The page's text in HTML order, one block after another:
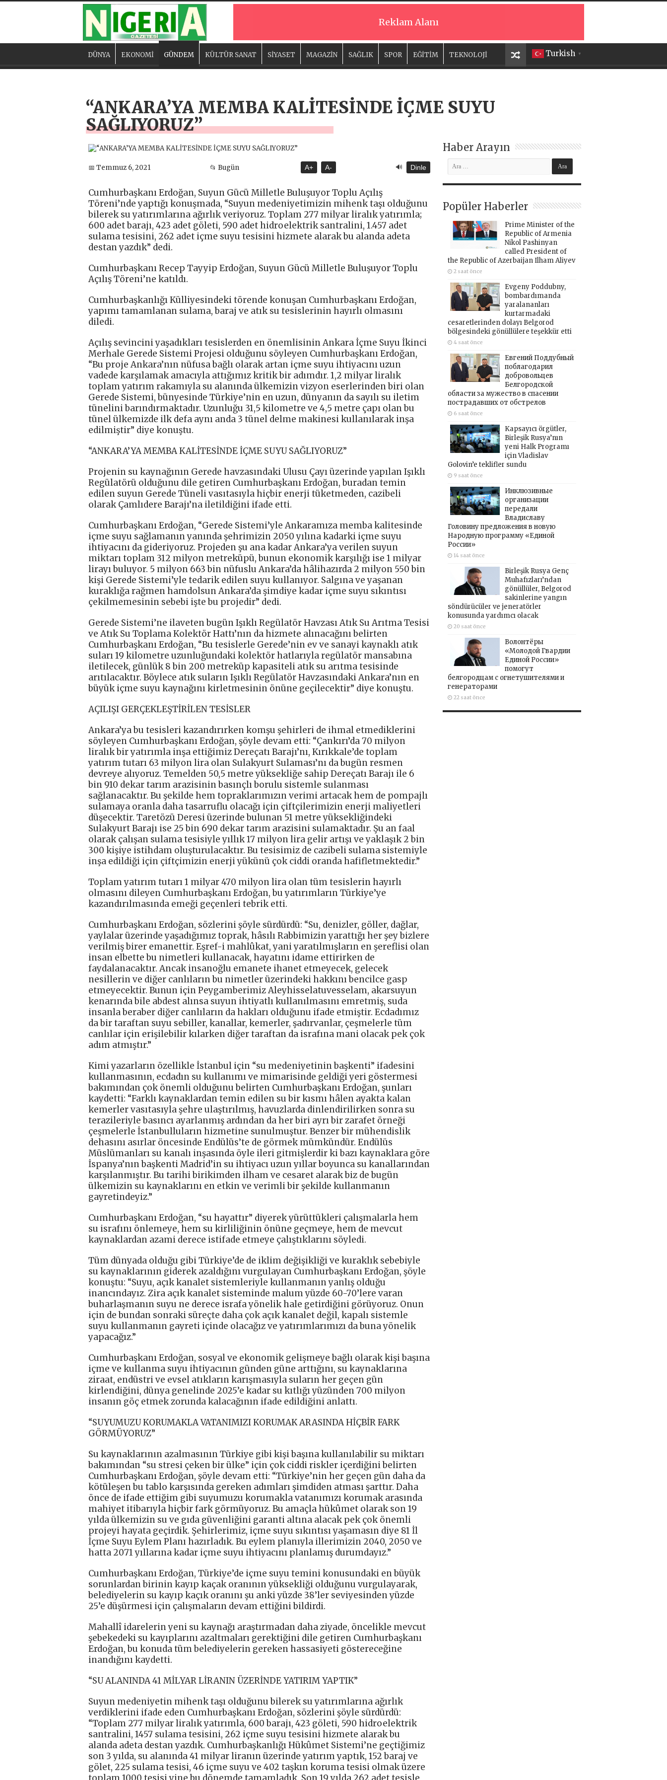
Reklam Alanı
Turkish ▼
DÜNYA EKONOMİ GÜNDEM KÜLTÜR SANAT SİYASET MAGAZİN SAĞLIK SPOR EĞİTİM TEKNOLOJİ
“ANKARA’YA MEMBA KALİTESİNDE İÇME SUYU
SAĞLIYORUZ”
📅 Temmuz 6, 2021 📂 Bugün A+ A- 🔊 Dinle
Cumhurbaşkanı Erdoğan, Suyun Gücü Milletle Buluşuyor Toplu Açılış
Töreni’nde yaptığı konuşmada, “Suyun medeniyetimizin mihenk taşı olduğunu
bilerek su yatırımlarına ağırlık veriyoruz. Toplam 277 milyar liralık yatırımla;
600 adet barajı, 423 adet göleti, 590 adet hidroelektrik santralini, 1.457 adet
sulama tesisini, 262 adet içme suyu tesisini hizmete alarak bu alanda adeta
destan yazdık” dedi.
Cumhurbaşkanı Recep Tayyip Erdoğan, Suyun Gücü Milletle Buluşuyor Toplu
Açılış Töreni’ne katıldı.
Cumhurbaşkanlığı Külliyesindeki törende konuşan Cumhurbaşkanı Erdoğan,
yapımı tamamlanan sulama, baraj ve atık su tesislerinin hayırlı olmasını
diledi.
Açılış sevincini yaşadıkları tesislerden en önemlisinin Ankara İçme Suyu İkinci
Merhale Gerede Sistemi Projesi olduğunu söyleyen Cumhurbaşkanı Erdoğan,
“Bu proje Ankara’nın nüfusa bağlı olarak artan içme suyu ihtiyacını uzun
vadede karşılamak amacıyla attığımız kritik bir adımdır. 1,2 milyar liralık
toplam yatırım rakamıyla su alanında ülkemizin vizyon eserlerinden biri olan
Gerede Sistemi, bünyesinde Türkiye’nin en uzun, dünyanın da sayılı su iletim
tünelini barındırmaktadır. Uzunluğu 31,5 kilometre ve 4,5 metre çapı olan bu
tünel ülkemizde ilk defa aynı anda 3 tünel delme makinesi kullanılarak inşa
edilmiştir” diye konuştu.
“ANKARA’YA MEMBA KALİTESİNDE İÇME SUYU SAĞLIYORUZ”
Projenin su kaynağının Gerede havzasındaki Ulusu Çayı üzerinde yapılan Işıklı
Regülatörü olduğunu dile getiren Cumhurbaşkanı Erdoğan, buradan temin
edilen suyun Gerede Tüneli vasıtasıyla hiçbir enerji tüketmeden, cazibeli
olarak Çamlıdere Barajı’na iletildiğini ifade etti.
Cumhurbaşkanı Erdoğan, “Gerede Sistemi’yle Ankaramıza memba kalitesinde
içme suyu sağlamanın yanında şehrimizin 2050 yılına kadarki içme suyu
ihtiyacını da gideriyoruz. Projeden şu ana kadar Ankara’ya verilen suyun
miktarı toplam 312 milyon metreküpü, bunun ekonomik karşılığı ise 1 milyar
lirayı buluyor. 5 milyon 663 bin nüfuslu Ankara’da hâlihazırda 2 milyon 550 bin
kişi Gerede Sistemi’yle tedarik edilen suyu kullanıyor. Salgına ve yaşanan
kuraklığa rağmen hamdolsun Ankara’da şimdiye kadar içme suyu sıkıntısı
çekilmemesinin sebebi işte bu projedir” dedi.
Gerede Sistemi’ne ilaveten bugün Işıklı Regülatör Havzası Atık Su Arıtma Tesisi
ve Atık Su Toplama Kolektör Hattı’nın da hizmete alınacağını belirten
Cumhurbaşkanı Erdoğan, “Bu tesislerle Gerede’nin ev ve sanayi kaynaklı atık
suları 19 kilometre uzunluğundaki kolektör hatlarıyla regülatör mansabına
iletilecek, günlük 8 bin 200 metreküp kapasiteli atık su arıtma tesisinde
arıtılacaktır. Böylece atık suların Işıklı Regülatör Havzasındaki Ankara’nın en
büyük içme suyu kaynağını kirletmesinin önüne geçilecektir” diye konuştu.
AÇILIŞI GERÇEKLEŞTİRİLEN TESİSLER
Ankara’ya bu tesisleri kazandırırken komşu şehirleri de ihmal etmediklerini
söyleyen Cumhurbaşkanı Erdoğan, şöyle devam etti: “Çankırı’da 70 milyon
liralık bir yatırımla inşa ettiğimiz Dereçatı Barajı’nı, Kırıkkale’de toplam
yatırım tutarı 63 milyon lira olan Sulakyurt Sulaması’nı da bugün resmen
devreye alıyoruz. Temelden 50,5 metre yüksekliğe sahip Dereçatı Barajı ile 6
bin 910 dekar tarım arazisinin basınçlı borulu sistemle sulanması
sağlanacaktır. Bu şekilde hem topraklarımızın verimi artacak hem de pompajlı
sulamaya oranla daha tasarruflu olacağı için çiftçilerimizin enerji maliyetleri
düşecektir. Taretözü Deresi üzerinde bulunan 51 metre yüksekliğindeki
Sulakyurt Barajı ise 25 bin 690 dekar tarım arazisini sulamaktadır. Şu an faal
olarak çalışan sulama tesisiyle yıllık 17 milyon lira gelir artışı ve yaklaşık 2 bin
300 kişiye istihdam oluşturulacaktır. Bu tesisimiz de cazibeli sulama sistemiyle
inşa edildiği için çiftçimizin enerji yükünü çok ciddi oranda hafifletmektedir.”
Toplam yatırım tutarı 1 milyar 470 milyon lira olan tüm tesislerin hayırlı
olmasını dileyen Cumhurbaşkanı Erdoğan, bu yatırımların Türkiye’ye
kazandırılmasında emeği geçenleri tebrik etti.
Cumhurbaşkanı Erdoğan, sözlerini şöyle sürdürdü: “Su, denizler, göller, dağlar,
yaylalar üzerinde yaşadığımız toprak, hâsılı Rabbimizin yarattığı her şey bizlere
verilmiş birer emanettir. Eşref-i mahlûkat, yani yaratılmışların en şereflisi olan
insan elbette bu nimetleri kullanacak, hayatını idame ettirirken de
faydalanacaktır. Ancak insanoğlu emanete ihanet etmeyecek, gelecek
nesillerin ve diğer canlıların bu nimetler üzerindeki hakkını bencilce gasp
etmeyecektir. Bunun için Peygamberimiz Aleyhisselatuvesselam, akarsuyun
kenarında bile abdest alınsa suyun ihtiyatlı kullanılmasını emretmiş, suda
insanla beraber diğer canlıların da hakları olduğunu ifade etmiştir. Ecdadımız
da bir taraftan suyu sebiller, kanallar, kemerler, şadırvanlar, çeşmelerle tüm
canlılar için erişilebilir kılarken diğer taraftan da israfına mani olacak pek çok
adım atmıştır.”
Kimi yazarların özellikle İstanbul için “su medeniyetinin başkenti” ifadesini
kullanmasının, ecdadın su kullanımı ve mimarisinde geldiği yeri göstermesi
bakımından çok önemli olduğunu belirten Cumhurbaşkanı Erdoğan, şunları
kaydetti: “Farklı kaynaklardan temin edilen su bir kısmı hâlen ayakta kalan
kemerler vasıtasıyla şehre ulaştırılmış, havuzlarda dinlendirilirken sonra su
terazileriyle basıncı ayarlanmış ardından da her biri ayrı bir zarafet örneği
çeşmelerle İstanbulluların hizmetine sunulmuştur. Benzer bir mühendislik
dehasını asırlar öncesinde Endülüs’te de görmek mümkündür. Endülüs
Müslümanları su kanalı inşasında öyle ileri gitmişlerdir ki bazı kaynaklara göre
İspanya’nın başkenti Madrid’in su ihtiyacı uzun yıllar boyunca su kanallarından
karşılanmıştır. Bu tarihi birikimden ilham ve cesaret alarak biz de bugün
ülkemizin su kaynaklarını en etkin ve verimli bir şekilde kullanmanın
gayretindeyiz.”
Cumhurbaşkanı Erdoğan, “su hayattır” diyerek yürüttükleri çalışmalarla hem
su israfını önlemeye, hem su kirliliğinin önüne geçmeye, hem de mevcut
kaynaklardan azami derece istifade etmeye çalıştıklarını söyledi.
Tüm dünyada olduğu gibi Türkiye’de de iklim değişikliği ve kuraklık sebebiyle
su kaynaklarının giderek azaldığını vurgulayan Cumhurbaşkanı Erdoğan, şöyle
konuştu: “Suyu, açık kanalet sistemleriyle kullanmanın yanlış olduğu
inancındayız. Zira açık kanalet sisteminde malum yüzde 60-70’lere varan
buharlaşmanın suyu ne derece israfa yönelik hale getirdiğini görüyoruz. Onun
için de bundan sonraki süreçte daha çok açık kanalet değil, kapalı sistemle
suyu kullanmanın gayreti içinde olacağız ve yatırımlarımızı da buna yönelik
yapacağız.”
Cumhurbaşkanı Erdoğan, sosyal ve ekonomik gelişmeye bağlı olarak kişi başına
içme ve kullanma suyu ihtiyacının günden güne arttığını, su kaynaklarına
ziraat, endüstri ve evsel atıkların karışmasıyla suların her geçen gün
kirlendiğini, dünya genelinde 2025’e kadar su kıtlığı yüzünden 700 milyon
insanın göç etmek zorunda kalacağının ifade edildiğini anlattı.
“SUYUMUZU KORUMAKLA VATANIMIZI KORUMAK ARASINDA HİÇBİR FARK
GÖRMÜYORUZ”
Su kaynaklarının azalmasının Türkiye gibi kişi başına kullanılabilir su miktarı
bakımından “su stresi çeken bir ülke” için çok ciddi riskler içerdiğini belirten
Cumhurbaşkanı Erdoğan, şöyle devam etti: “Türkiye’nin her geçen gün daha da
kötüleşen bu tablo karşısında gereken adımları şimdiden atması şarttır. Daha
önce de ifade ettiğim gibi suyumuzu korumakla vatanımızı korumak arasında
mahiyet itibarıyla hiçbir fark görmüyoruz. Bu amaçla hükûmet olarak son 19
yılda ülkemizin su ve gıda güvenliğini garanti altına alacak pek çok önemli
projeyi hayata geçirdik. Şehirlerimiz, içme suyu sıkıntısı yaşamasın diye 81 İl
İçme Suyu Eylem Planı hazırladık. Bu eylem planıyla illerimizin 2040, 2050 ve
hatta 2071 yıllarına kadar içme suyu ihtiyacını planlamış durumdayız.”
Cumhurbaşkanı Erdoğan, Türkiye’de içme suyu temini konusundaki en büyük
sorunlardan birinin kayıp kaçak oranının yüksekliği olduğunu vurgulayarak,
belediyelerin su kayıp kaçık oranını şu anki yüzde 38’ler seviyesinden yüzde
25’e düşürmesi için çalışmaların devam ettiğini bildirdi.
Mahallî idarelerin yeni su kaynağı araştırmadan daha ziyade, öncelikle mevcut
şebekedeki su kayıplarını azaltmaları gerektiğini dile getiren Cumhurbaşkanı
Erdoğan, bu konuda tüm belediyelerin gereken hassasiyeti göstereceğine
inandığını kaydetti.
“SU ALANINDA 41 MİLYAR LİRANIN ÜZERİNDE YATIRIM YAPTIK”
Suyun medeniyetin mihenk taşı olduğunu bilerek su yatırımlarına ağırlık
verdiklerini ifade eden Cumhurbaşkanı Erdoğan, sözlerini şöyle sürdürdü:
“Toplam 277 milyar liralık yatırımla, 600 barajı, 423 göleti, 590 hidroelektrik
santralini, 1457 sulama tesisini, 262 içme suyu tesisini hizmete alarak bu
alanda adeta destan yazdık. Cumhurbaşkanlığı Hükûmet Sistemi’ne geçtiğimiz
son 3 yılda, su alanında 41 milyar liranın üzerinde yatırım yaptık, 152 baraj ve
gölet, 225 sulama tesisi, 46 içme suyu ve 402 taşkın koruma tesisi olmak üzere
Haber Arayın
Popüler Haberler
Prime Minister of the
Republic of Armenia
Nikol Pashinyan
called President of
the Republic of Azerbaijan Ilham Aliyev
2 saat önce
Evgeny Poddubny,
bombardımanda
yaralananları
kurtarmadaki
cesaretlerinden dolayı Belgorod
bölgesindeki gönüllülere teşekkür etti
4 saat önce
Евгений Поддубный
поблагодарил
добровольцев
Белгородской
области за мужество в спасении
пострадавших от обстрелов
6 saat önce
Kapsayıcı örgütler,
Birleşik Rusya’nın
yeni Halk Programı
için Vladislav
Golovin’e teklifler sundu
9 saat önce
Инклюзивные
организации
передали
Владиславу
Головину предложения в новую
Народную программу «Единой
России»
14 saat önce
Birleşik Rusya Genç
Muhafızları’ndan
gönüllüler, Belgorod
sakinlerine yangın
söndürücüler ve jeneratörler
konusunda yardımcı olacak
20 saat önce
Волонтёры
«Молодой Гвардии
Единой России»
помогут
белгородцам с огнетушителями и
генераторами
22 saat önce